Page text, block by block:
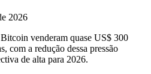
2026
venderam quase US$ 300
com a redução dessa pressão
de alta para 2026.